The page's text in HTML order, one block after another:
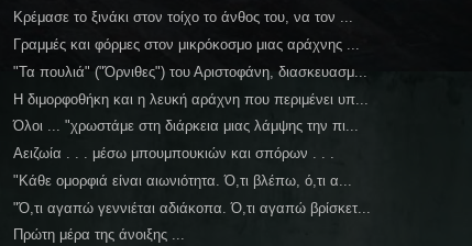
Κρέμασε το ξινάκι στον τοίχο το άνθος του, να τον ...
Γραμμές και φόρμες στον μικρόκοσμο μιας αράχνης ...
"Τα πουλιά" ("Όρνιθες") του Αριστοφάνη, διασκευασμ...
Η διμορφοθήκη και η λευκή αράχνη που περιμένει υπ...
Όλοι ... "χρωστάμε στη διάρκεια μιας λάμψης την πι...
Αειζωία . . . μέσω μπουμπουκιών και σπόρων . . .
"Κάθε ομορφιά είναι αιωνιότητα. Ό,τι βλέπω, ό,τι α...
"Ό,τι αγαπώ γεννιέται αδιάκοπα. Ό,τι αγαπώ βρίσκετ...
Πρώτη μέρα της άνοιξης ...